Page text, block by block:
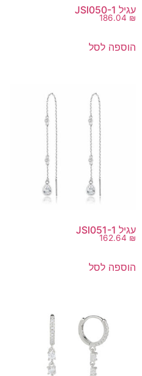
עגיל JSI050-1
186.04 ₪
הוספה לסל
עגיל JSI051-1
162.64 ₪
הוספה לסל